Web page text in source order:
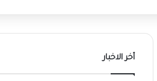
أخر الاخبار